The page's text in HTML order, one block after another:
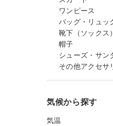
ワンピース
バッグ・リュッ
靴下（ソックス）
帽子
シューズ・サン
その他アクセサ
気候から探す
気温